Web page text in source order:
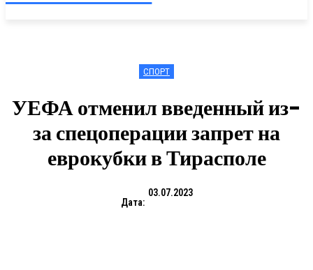
СПОРТ
УЕФА отменил введенный из-
за спецоперации запрет на
еврокубки в Тирасполе
Дата:
03.07.2023